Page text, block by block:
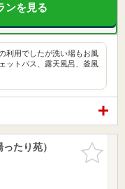
ンを見る
利用でしたが洗い場もお風
ットバス、露天風呂、釜風
お気に入
りに追加
たり苑）